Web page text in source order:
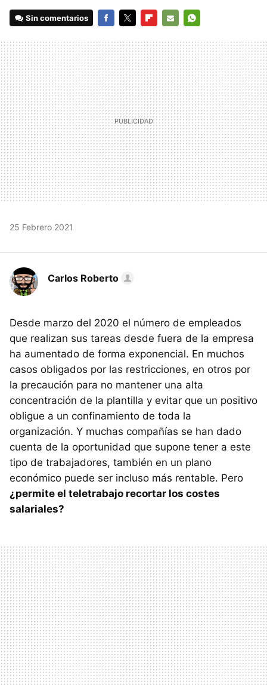
Sin comentarios
MAIL
25 Febrero 2021
Carlos Roberto
Desde marzo del 2020 el número de empleados
que realizan sus tareas desde fuera de la empresa
ha aumentado de forma exponencial. En muchos
casos obligados por las restricciones, en otros por
la precaución para no mantener una alta
concentración de la plantilla y evitar que un positivo
obligue a un confinamiento de toda la
organización. Y muchas compañías se han dado
cuenta de la oportunidad que supone tener a este
tipo de trabajadores, también en un plano
económico puede ser incluso más rentable. Pero
¿permite el teletrabajo recortar los costes
salariales?